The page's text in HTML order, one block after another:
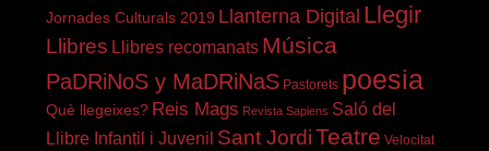
Jornades Culturals 2019 Llanterna Digital Llegir
Llibres Llibres recomanats Música
PaDRiNoS y MaDRiNaS Pastorets poesia
Què llegeixes? Reis Mags Revista Sapiens Saló del
Llibre Infantil i Juvenil Sant Jordi Teatre Velocitat